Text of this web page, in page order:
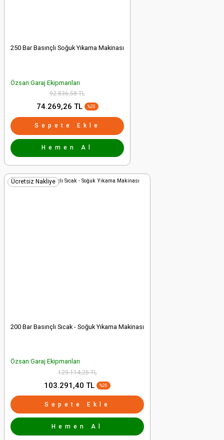
250 Bar Basınçlı Soğuk Yıkama Makinası
Özsan Garaj Ekipmanları
92.836,58 TL
74.269,26 TL %20
Sepete Ekle
Hemen Al
Ücretsiz Nakliye
200 Bar Basınçlı Sıcak - Soğuk Yıkama Makinası
Özsan Garaj Ekipmanları
129.114,25 TL
103.291,40 TL %20
Sepete Ekle
Hemen Al